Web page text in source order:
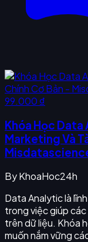
99.000 ₫
Khóa Học Data
Marketing Và
ByKhoaHoc24h
Data Analytic là
trong việc giúp
trên dữ liệu. Khóa
muốn nắm vững